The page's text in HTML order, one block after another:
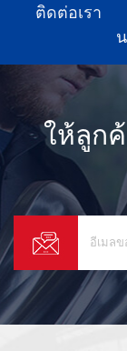
ติดต่อเรา
ให้ลูก